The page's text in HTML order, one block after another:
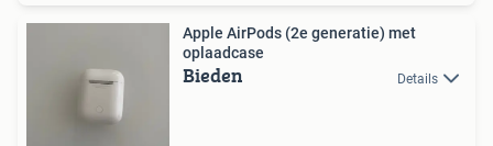
Apple AirPods (2e generatie) met
oplaadcase
Bieden Details